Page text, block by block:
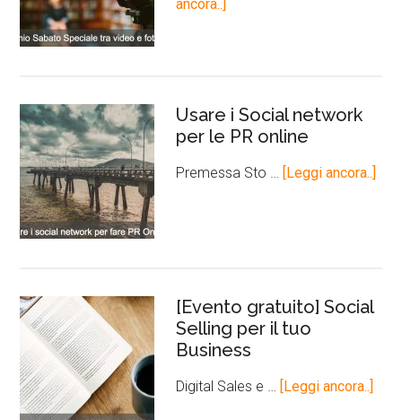
ancora..]
Usare i Social network
per le PR online
Premessa Sto … [Leggi ancora..]
[Evento gratuito] Social
Selling per il tuo
Business
Digital Sales e … [Leggi ancora..]